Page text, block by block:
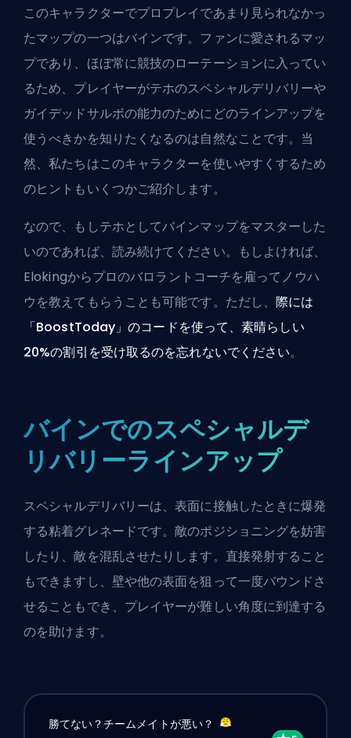
このキャラクターでプロプレイであまり見られなかっ
たマップの一つはバインです。ファンに愛されるマッ
プであり、ほぼ常に競技のローテーションに入ってい
るため、プレイヤーがテホのスペシャルデリバリーや
ガイデッドサルボの能力のためにどのラインアップを
使うべきかを知りたくなるのは自然なことです。当
然、私たちはこのキャラクターを使いやすくするため
のヒントもいくつかご紹介します。
なので、もしテホとしてバインマップをマスターした
いのであれば、読み続けてください。もしよければ、
Elokingからプロのバロラントコーチを雇ってノウハ
ウを教えてもらうことも可能です。ただし、 際には
「BoostToday」のコードを使って、素晴らしい
20%の割引を受け取るのを忘れないでください。
バインでのスペシャルデ
リバリーラインアップ
スペシャルデリバリーは、表面に接触したときに爆発
する粘着グレネードです。敵のポジショニングを妨害
したり、敵を混乱させたりします。直接発射すること
もできますし、壁や他の表面を狙って一度バウンドさ
せることもでき、プレイヤーが難しい角度に到達する
のを助けます。
勝てない？チームメイトが悪い？